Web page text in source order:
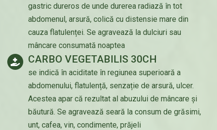
gastric dureros de unde durerea radiază în tot
abdomenul, arsură, colică cu distensie mare din
cauza flatulenței. Se agravează la dulciuri sau
mâncare consumată noaptea
CARBO VEGETABILIS 30CH
se indică în aciditate în regiunea superioară a
abdomenului, flatulență, senzație de arsură, ulcer.
Acestea apar că rezultat al abuzului de mâncare și
băutură. Se agravează seară la consum de grăsimi,
unt, cafea, vin, condimente, prăjeli